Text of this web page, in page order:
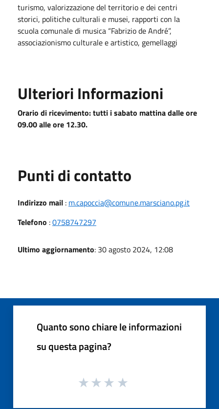
turismo, valorizzazione del territorio e dei centri
storici, politiche culturali e musei, rapporti con la
scuola comunale di musica “Fabrizio de André”,
associazionismo culturale e artistico, gemellaggi
Ulteriori Informazioni
Orario di ricevimento: tutti i sabato mattina dalle ore
09.00 alle ore 12.30.
Punti di contatto
Indirizzo mail : m.capoccia@comune.marsciano.pg.it
Telefono :0758747297
Ultimo aggiornamento: 30 agosto 2024, 12:08
Quanto sono chiare le informazioni
su questa pagina?